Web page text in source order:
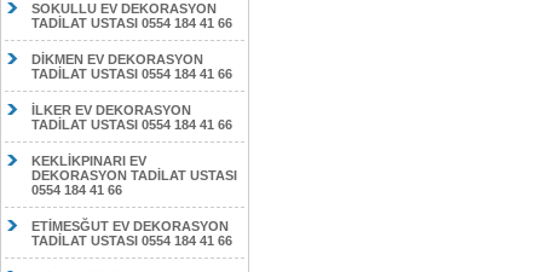
SOKULLU EV DEKORASYON
TADİLAT USTASI 0554 184 41 66
DİKMEN EV DEKORASYON
TADİLAT USTASI 0554 184 41 66
İLKER EV DEKORASYON
TADİLAT USTASI 0554 184 41 66
KEKLİKPINARI EV
DEKORASYON TADİLAT USTASI
0554 184 41 66
ETİMESĞUT EV DEKORASYON
TADİLAT USTASI 0554 184 41 66